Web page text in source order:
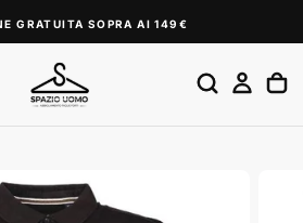
GRATUITA SOPRA AI 149€